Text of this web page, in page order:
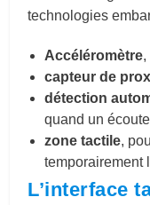
technologies
Accéléromètre,
capteur de
détection
quand un
zone tactile,
temporairement
L’interface